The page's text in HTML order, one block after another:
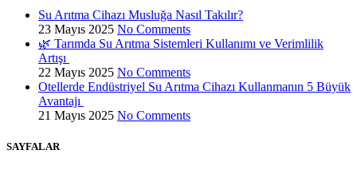
Su Arıtma Cihazı Musluğa Nasıl Takılır?
23 Mayıs 2025 No Comments
🌿 Tarımda Su Arıtma Sistemleri Kullanımı ve Verimlilik
Artışı
22 Mayıs 2025 No Comments
Otellerde Endüstriyel Su Arıtma Cihazı Kullanmanın 5 Büyük
Avantajı
21 Mayıs 2025 No Comments
SAYFALAR